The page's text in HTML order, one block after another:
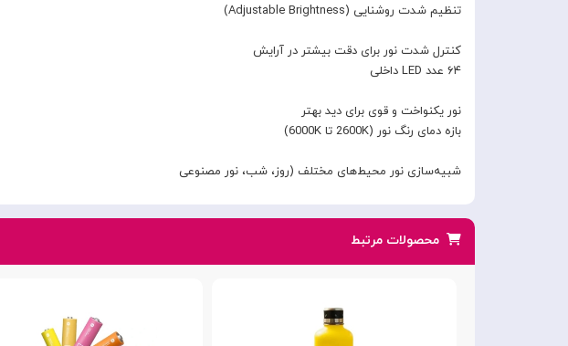
تنظیم شدت روشنایی (Adjustable Brightness)
کنترل شدت نور برای دقت بیشتر در آرایش
۶۴ عدد LED داخلی
نور یکنواخت و قوی برای دید بهتر
بازه دمای رنگ نور (2600K تا 6000K)
شبیه‌سازی نور محیط‌های مختلف (روز، شب، نور مصنوعی
محصولات مرتبط